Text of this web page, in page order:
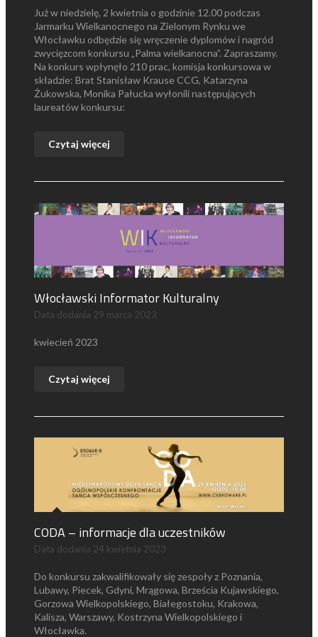
Już w niedzielę, 2 kwietnia o godzinie 12.00 podczas
Jarmarku Wielkanocnego na Zielonym Rynku we
Włocławku odbędzie się wręczenie dyplomów i nagród
zwycięzcom konkursu „Palma wielkanocna”. Zapraszamy.
Na konkurs wpłynęło 210 prac, komisja konkursowa w
składzie: Brat Stanisław Krause CCG, Katarzyna
Żukowska, Monika Pałucka wyłonili następujących
laureatów konkursu:
Czytaj więcej
Włocławski Informator Kulturalny
Data dodania 29 marca 2023
kwiecień 2023
Czytaj więcej
CODA – informacje dla uczestników
Data dodania 24 kwietnia 2023
Do konkursu zakwalifikowały się zespoły z Poznania,
Lubawy, Piecek, Gdyni, Mrągowa, Brześcia Kujawskiego,
Gorzowa Wielkopolskiego, Białegostoku, Krakowa,
Kalisza, Warszawy, Kostrzyna Wielkopolskiego i
Włocławka.